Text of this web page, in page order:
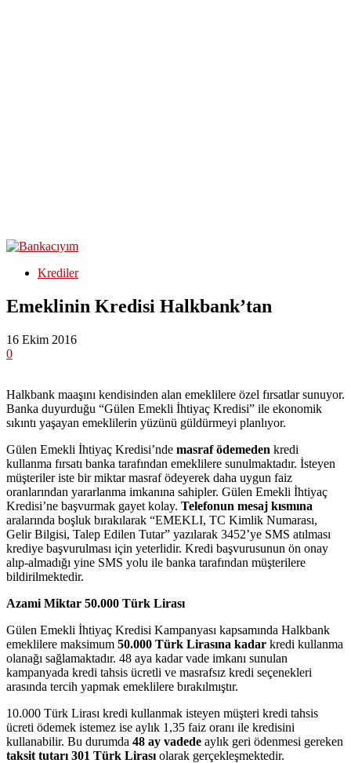
Krediler
Emeklinin Kredisi Halkbank’tan
16 Ekim 2016
0
Halkbank maaşını kendisinden alan emeklilere özel fırsatlar sunuyor.
Banka duyurduğu “Gülen Emekli İhtiyaç Kredisi” ile ekonomik
sıkıntı yaşayan emeklilerin yüzünü güldürmeyi planlıyor.
Gülen Emekli İhtiyaç Kredisi’nde masraf ödemeden kredi
kullanma fırsatı banka tarafından emeklilere sunulmaktadır. İsteyen
müşteriler iste bir miktar masraf ödeyerek daha uygun faiz
oranlarından yararlanma imkanına sahipler. Gülen Emekli İhtiyaç
Kredisi’ne başvurmak gayet kolay. Telefonun mesaj kısmına
aralarında boşluk bırakılarak “EMEKLI, TC Kimlik Numarası,
Gelir Bilgisi, Talep Edilen Tutar” yazılarak 3452’ye SMS atılması
krediye başvurulması için yeterlidir. Kredi başvurusunun ön onay
alıp-almadığı yine SMS yolu ile banka tarafından müşterilere
bildirilmektedir.
Azami Miktar 50.000 Türk Lirası
Gülen Emekli İhtiyaç Kredisi Kampanyası kapsamında Halkbank
emeklilere maksimum 50.000 Türk Lirasına kadar kredi kullanma
olanağı sağlamaktadır. 48 aya kadar vade imkanı sunulan
kampanyada kredi tahsis ücretli ve masrafsız kredi seçenekleri
arasında tercih yapmak emeklilere bırakılmıştır.
10.000 Türk Lirası kredi kullanmak isteyen müşteri kredi tahsis
ücreti ödemek istemez ise aylık 1,35 faiz oranı ile kredisini
kullanabilir. Bu durumda 48 ay vadede aylık geri ödenmesi gereken
taksit tutarı 301 Türk Lirası olarak gerçekleşmektedir.